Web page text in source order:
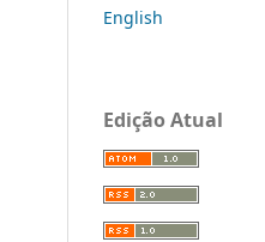
English
Edição Atual